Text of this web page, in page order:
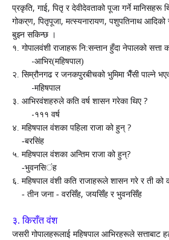
प्रकृति, गाई, पितृ र देवीदेवताको पूजा गर्ने मानिसहरू
गोकर्ण, पितृपूजा, मत्स्यनारायण, पशुपतिनाथ आदिको
बुझ्न सकिन्छ ।
१. गोपालवंशी राजाहरू नि:सन्तान हुँदा नेपालको सत्ता
-आभिर(महिषपाल)
२. सिम्रौनगढ र जनकपुरबीचको भुमिमा भैँसी पाल्ने
-महिषपाल
३. आभिरवंशहरुले कति वर्ष शासन गरेका थिए ?
-१११ वर्ष
४. महिषपाल वंशका पहिला राजा को हुन् ?
-बरसिंह
५. महिषपाल वंशका अन्तिम राजा को हुन्?
-भुवनसिंह
६. महिषपाल वंशी कति राजाहरूले शासन गरे र ती को
- तीन जना - वरसिँह, जयसिँह र भुवनसिँह
३. किराँत वंश
जसरी गोपालहरूलाई महिषपाल आभिरहरूले सत्ताबाट